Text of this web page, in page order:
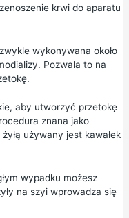
krwi do aparatu
wykonywana około
Pozwala to na
aby utworzyć przetokę
znana jako
używany jest kawałek
wypadku możesz
na szyi wprowadza się